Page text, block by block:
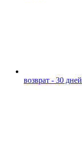
возврат - 30 дней